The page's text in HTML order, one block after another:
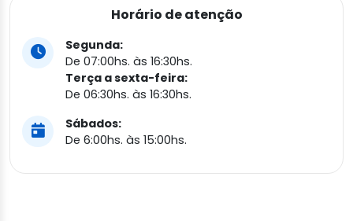
Horário de atenção
Segunda:
De 07:00hs. às 16:30hs.
Terça a sexta-feira:
De 06:30hs. às 16:30hs.
Sábados:
De 6:00hs. às 15:00hs.